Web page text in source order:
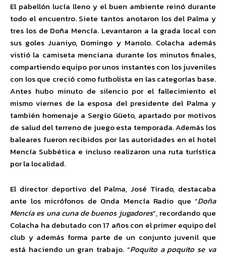
El pabellón lucía lleno y el buen ambiente reinó durante
todo el encuentro. Siete tantos anotaron los del Palma y
tres los de Doña Mencía. Levantaron a la grada local con
sus goles Juaniyo, Domingo y Manolo. Colacha además
vistió la camiseta menciana durante los minutos finales,
compartiendo equipo por unos instantes con los juveniles
con los que creció como futbolista en las categorías base.
Antes hubo minuto de silencio por el fallecimiento el
mismo viernes de la esposa del presidente del Palma y
también homenaje a Sergio Güeto, apartado por motivos
de salud del terreno de juego esta temporada. Además los
baleares fueron recibidos por las autoridades en el hotel
Mencía Subbética e incluso realizaron una ruta turística
por la localidad.
El director deportivo del Palma, José Tirado, destacaba
ante los micrófonos de Onda Mencía Radio que “Doña
Mencía es una cuna de buenos jugadores“, recordando que
Colacha ha debutado con 17 años con el primer equipo del
club y además forma parte de un conjunto juvenil que
está haciendo un gran trabajo. “Poquito a poquito se va